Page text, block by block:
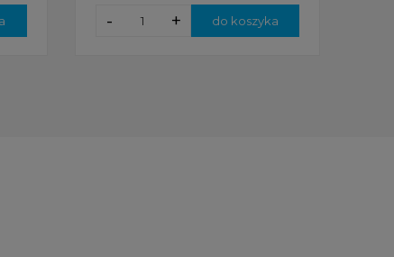
+
- do koszyka